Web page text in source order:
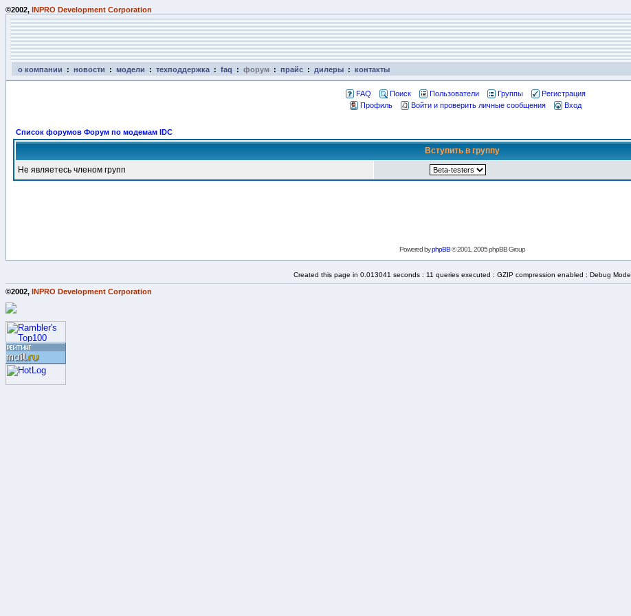
©2002, INPRO Development Corporation
о компании : новости : модели : техподдержка : faq : форум : прайс : дилеры : контакты
FAQ Поиск Пользователи Группы
Регистрация
Профиль
Войти и проверить личные сообщения Вход
Список форумов Форум по модемам IDC
Вступить в группу
Не являетесь членом групп
Powered byphpBB© 2001, 2005 phpBB Group
Created this page in 0.013041 seconds : 11 queries executed : GZIP compression enabled : Debug Mode
©2002, INPRO Development Corporation